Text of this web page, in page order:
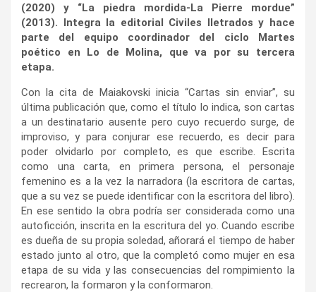
(2020) y “La piedra mordida-La Pierre mordue”
(2013). Integra la editorial Civiles Iletrados y hace
parte del equipo coordinador del ciclo Martes
poético en Lo de Molina, que va por su tercera
etapa.
Con la cita de Maiakovski inicia “Cartas sin enviar”, su
última publicación que, como el título lo indica, son cartas
a un destinatario ausente pero cuyo recuerdo surge, de
improviso, y para conjurar ese recuerdo, es decir para
poder olvidarlo por completo, es que escribe. Escrita
como una carta, en primera persona, el personaje
femenino es a la vez la narradora (la escritora de cartas,
que a su vez se puede identificar con la escritora del libro).
En ese sentido la obra podría ser considerada como una
autoficción, inscrita en la escritura del yo. Cuando escribe
es dueña de su propia soledad, añorará el tiempo de haber
estado junto al otro, que la completó como mujer en esa
etapa de su vida y las consecuencias del rompimiento la
recrearon, la formaron y la conformaron.